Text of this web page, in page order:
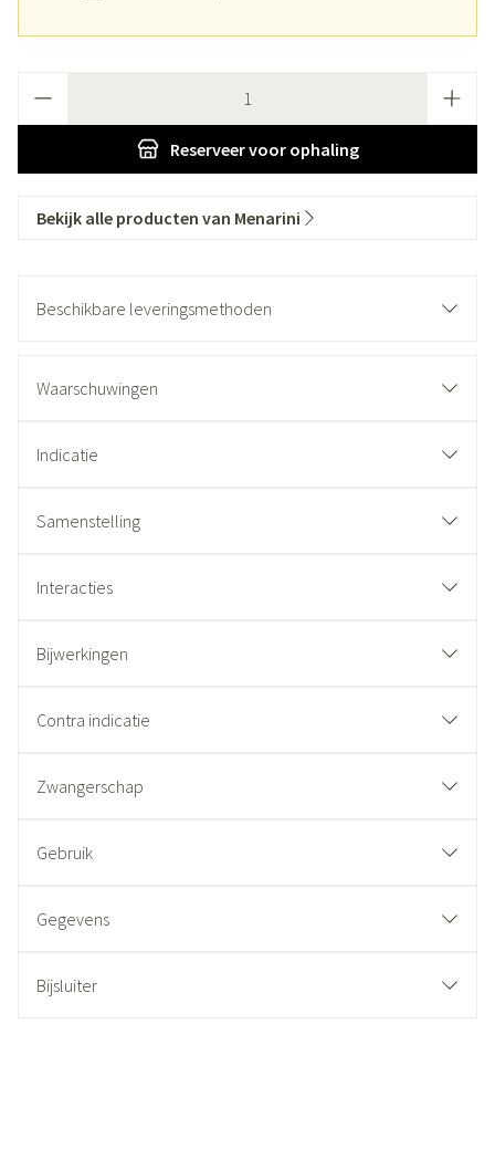
Reserveervoor ophaling
Bekijk alle producten van Menarini
Beschikbare leveringsmethoden
Waarschuwingen
Indicatie
Samenstelling
Interacties
Bijwerkingen
Contra indicatie
Zwangerschap
Gebruik
Gegevens
Bijsluiter